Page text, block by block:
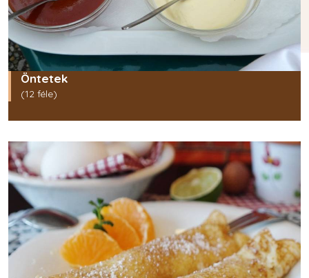
Öntetek
(12 féle)